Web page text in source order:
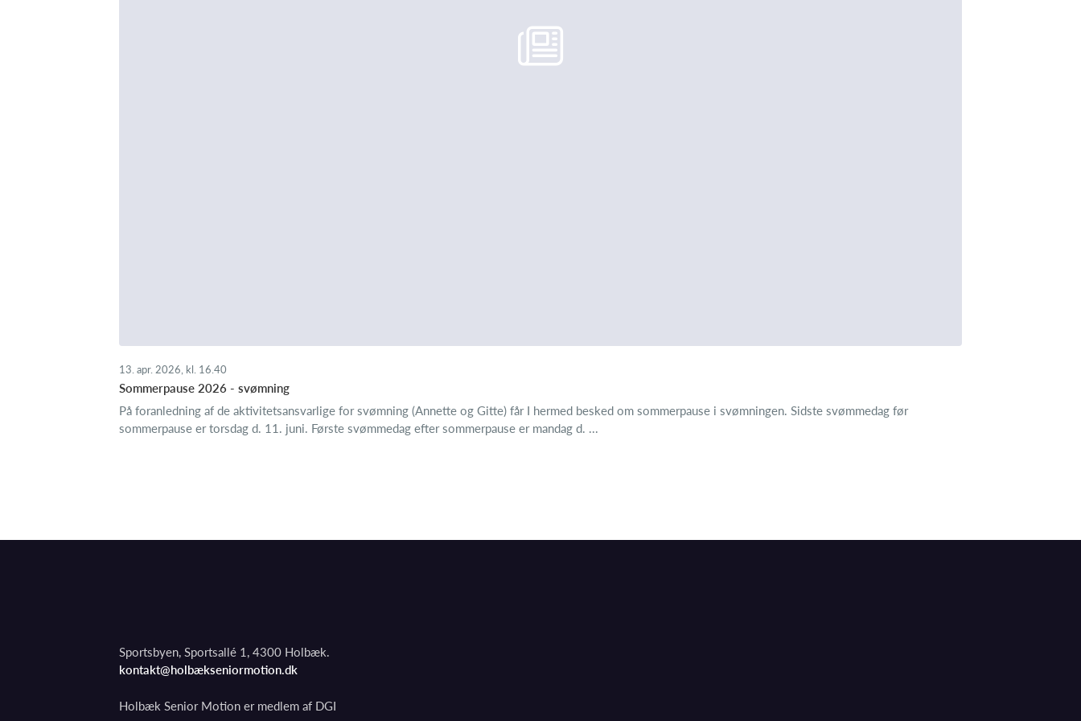
13. apr. 2026, kl. 16.40
Sommerpause 2026 - svømning
På foranledning af de aktivitetsansvarlige for svømning (Annette og Gitte) får I hermed besked om sommerpause i svømningen. Sidste svømmedag før
sommerpause er torsdag d. 11. juni. Første svømmedag efter sommerpause er mandag d. ...
Sportsbyen, Sportsallé 1, 4300 Holbæk.
kontakt@holbækseniormotion.dk
Holbæk Senior Motion er medlem af DGI